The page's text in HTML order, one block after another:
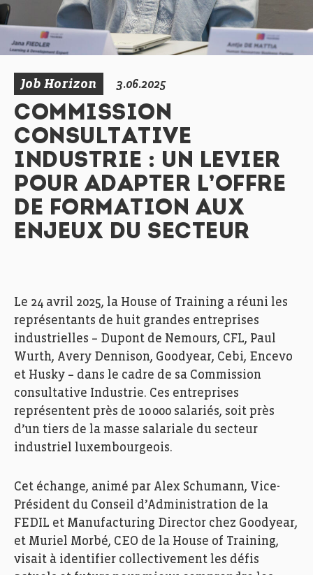
Job Horizon 3.06.2025
COMMISSION
CONSULTATIVE
INDUSTRIE : UN LEVIER
POUR ADAPTER L’OFFRE
DE FORMATION AUX
ENJEUX DU SECTEUR
Le 24 avril 2025, la House of Training a réuni les
représentants de huit grandes entreprises
industrielles – Dupont de Nemours, CFL, Paul
Wurth, Avery Dennison, Goodyear, Cebi, Encevo
et Husky – dans le cadre de sa Commission
consultative Industrie. Ces entreprises
représentent près de 10 000 salariés, soit près
d’un tiers de la masse salariale du secteur
industriel luxembourgeois.
Cet échange, animé par Alex Schumann, Vice-
Président du Conseil d’Administration de la
FEDIL et Manufacturing Director chez Goodyear,
et Muriel Morbé, CEO de la House of Training,
visait à identifier collectivement les défis